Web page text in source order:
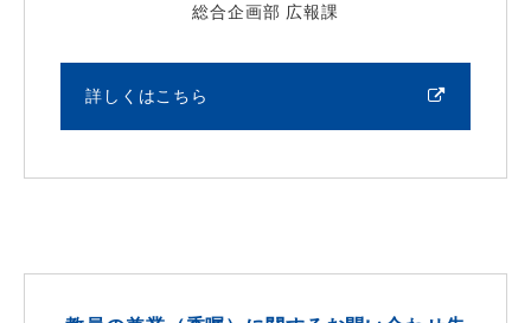
総合企画部 広報課
詳しくはこちら